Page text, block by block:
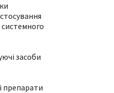
системного
засоби
препарати